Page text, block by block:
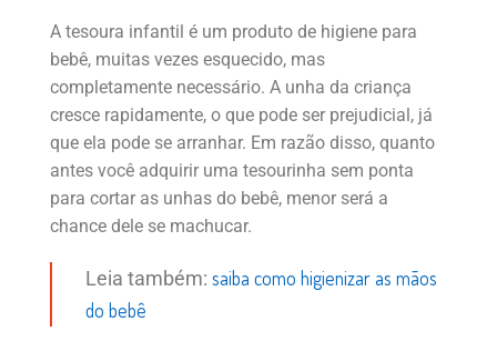
A tesoura infantil é um produto de higiene para
bebê, muitas vezes esquecido, mas
completamente necessário. A unha da criança
cresce rapidamente, o que pode ser prejudicial, já
que ela pode se arranhar. Em razão disso, quanto
antes você adquirir uma tesourinha sem ponta
para cortar as unhas do bebê, menor será a
chance dele se machucar.
Leia também: saiba como higienizar as mãos
do bebê